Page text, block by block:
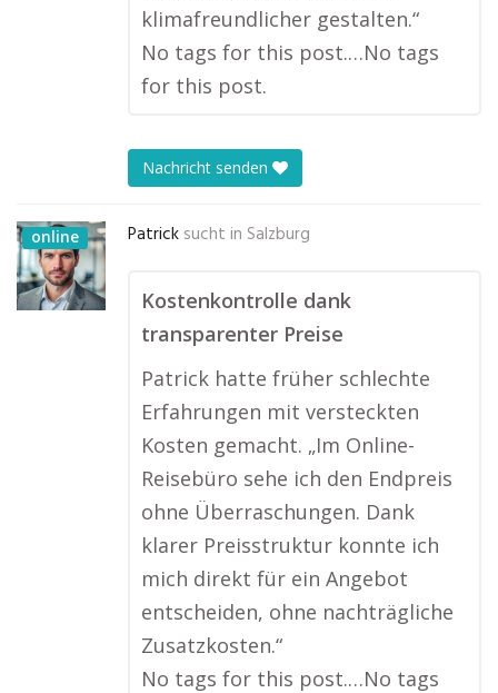
klimafreundlicher gestalten.“
No tags for this post.…No tags
for this post.
Nachricht senden
online Patrick sucht in Salzburg
Kostenkontrolle dank
transparenter Preise
Patrick hatte früher schlechte
Erfahrungen mit versteckten
Kosten gemacht. „Im Online-
Reisebüro sehe ich den Endpreis
ohne Überraschungen. Dank
klarer Preisstruktur konnte ich
mich direkt für ein Angebot
entscheiden, ohne nachträgliche
Zusatzkosten.“
No tags for this post.…No tags